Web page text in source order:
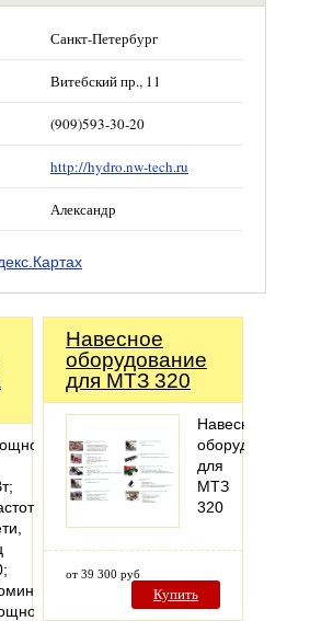
Санкт-Петербург
Витебский пр., 11
(909)593-30-20
http://hydro.nw-tech.ru
Александр
Навесное
оборудование
для МТЗ 320
Навесное
оборудование
для
МТЗ
320
от 39 300 руб
Купить